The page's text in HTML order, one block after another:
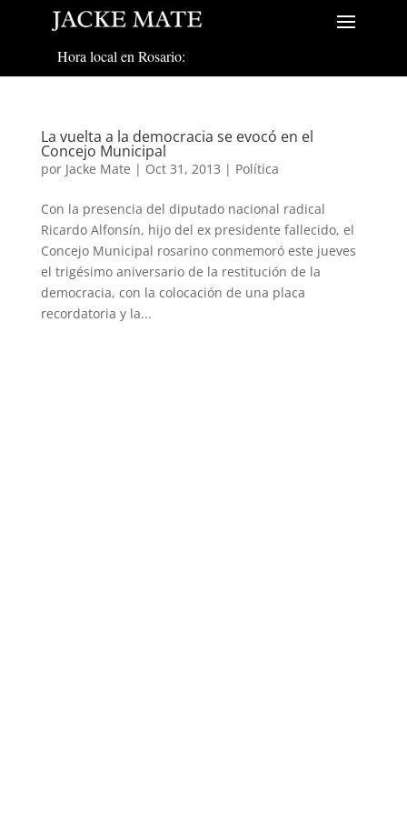
Hora local en Rosario:
La vuelta a la democracia se evocó en el
Concejo Municipal
por Jacke Mate | Oct 31, 2013 | Política
Con la presencia del diputado nacional radical
Ricardo Alfonsín, hijo del ex presidente fallecido, el
Concejo Municipal rosarino conmemoró este jueves
el trigésimo aniversario de la restitución de la
democracia, con la colocación de una placa
recordatoria y la...